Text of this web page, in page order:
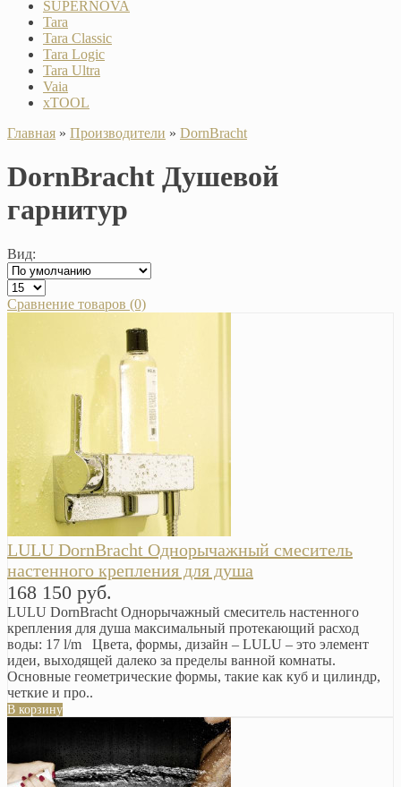
SUPERNOVA
Tara
Tara Classic
Tara Logic
Tara Ultra
Vaia
xTOOL
Главная » Производители » DornBracht
DornBracht Душевой
гарнитур
Вид:
Сравнение товаров (0)
LULU DornBracht Однорычажный смеситель
настенного крепления для душа
168 150 руб.
LULU DornBracht Однорычажный смеситель настенного
крепления для душа максимальный протекающий расход
воды: 17 l/m Цвета, формы, дизайн – LULU – это элемент
идеи, выходящей далеко за пределы ванной комнаты.
Основные геометрические формы, такие как куб и цилиндр,
четкие и про..
В корзину